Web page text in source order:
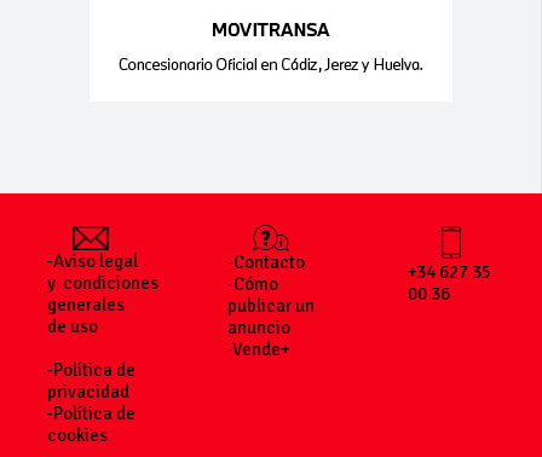
-Aviso legal
y condiciones
generales
de uso
-Política de
privacidad
-Política de
cookies
-Contacto
-Cómo
publicar un
anuncio
-Vende+
+34 627 35
00 36